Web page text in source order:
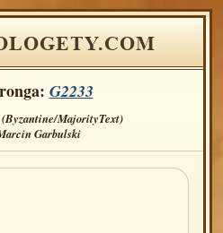
G2233
(Byzantine/MajorityText)
Garbulski